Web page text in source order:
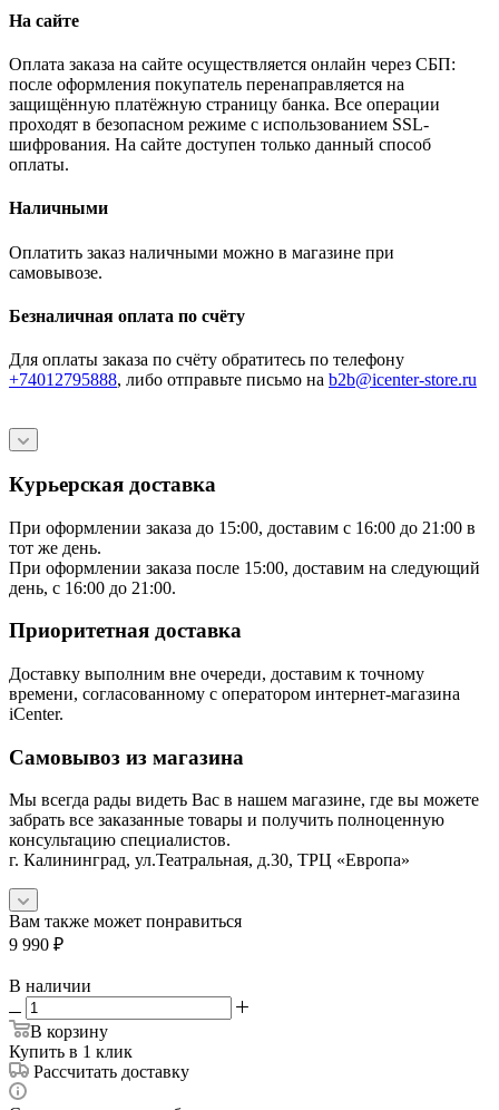
На сайте
Оплата заказа на сайте осуществляется онлайн через СБП:
после оформления покупатель перенаправляется на
защищённую платёжную страницу банка. Все операции
проходят в безопасном режиме с использованием SSL-
шифрования. На сайте доступен только данный способ
оплаты.
Наличными
Оплатить заказ наличными можно в магазине при
самовывозе.
Безналичная оплата по счёту
Для оплаты заказа по счёту обратитесь по телефону
+74012795888, либо отправьте письмо на b2b@icenter-store.ru
Курьерская доставка
При оформлении заказа до 15:00, доставим с 16:00 до 21:00 в
тот же день.
При оформлении заказа после 15:00, доставим на следующий
день, с 16:00 до 21:00.
Приоритетная доставка
Доставку выполним вне очереди, доставим к точному
времени, согласованному с оператором интернет-магазина
iCenter.
Самовывоз из магазина
Мы всегда рады видеть Вас в нашем магазине, где вы можете
забрать все заказанные товары и получить полноценную
консультацию специалистов.
г. Калининград, ул.Театральная, д.30, ТРЦ «Европа»
Вам также может понравиться
9 990 ₽
В наличии
В корзину
Купить в 1 клик
Рассчитать доставку